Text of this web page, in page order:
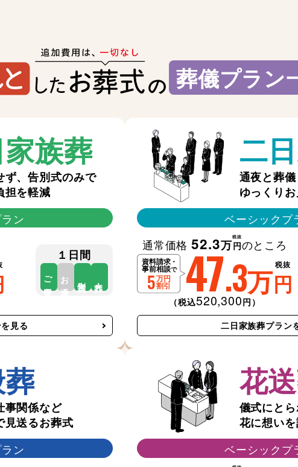
の 葬儀プラン
族葬
ず、告別式のみで
担を軽減
ン
１日間
ご安置 お通夜
見る
二
通夜と葬
ゆっくり
ベーシックプ
通常価格52.3万円
税抜のところ
47.3万円
税抜
（税込520,300円）
二日家族葬プラン
事関係など
見送るお葬式
ン
花
儀式にと
花に想い
ベーシックプ